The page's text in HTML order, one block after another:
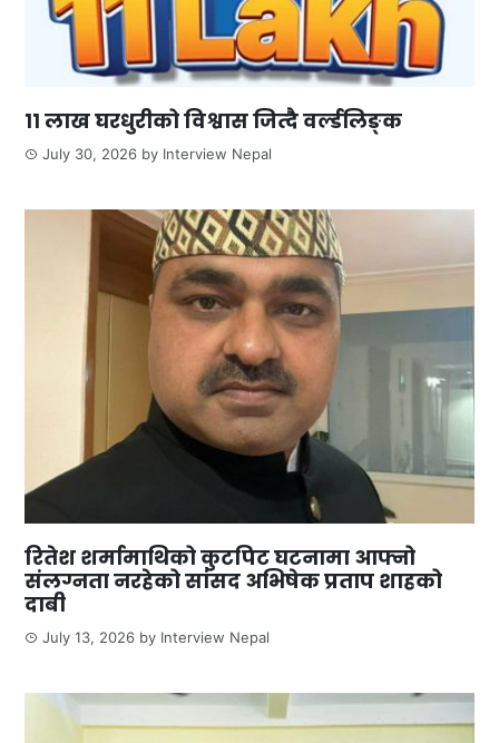
११ लाख घरधुरीको विश्वास जित्दै वर्ल्डलिङ्क
July 30, 2026 by Interview Nepal
रितेश शर्मामाथिको कुटपिट घटनामा आफ्नो
संलग्नता नरहेको सांसद अभिषेक प्रताप शाहको
दाबी
July 13, 2026 by Interview Nepal